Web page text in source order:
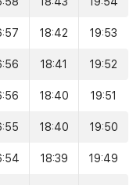
18:42 19:53
18:41 19:52
18:40 19:51
18:40 19:50
18:39 19:49